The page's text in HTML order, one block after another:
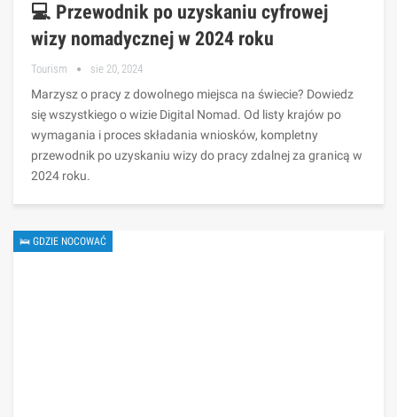
💻 Przewodnik po uzyskaniu cyfrowej
wizy nomadycznej w 2024 roku
Tourism sie 20, 2024
Marzysz o pracy z dowolnego miejsca na świecie? Dowiedz
się wszystkiego o wizie Digital Nomad. Od listy krajów po
wymagania i proces składania wniosków, kompletny
przewodnik po uzyskaniu wizy do pracy zdalnej za granicą w
2024 roku.
🛌 GDZIE NOCOWAĆ